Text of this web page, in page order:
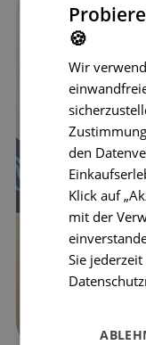
🍪
Wir
den
Klick auf
mit der
Sie